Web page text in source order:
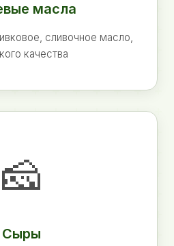
масла
сливочное масло,
качества
🧀
Сыры